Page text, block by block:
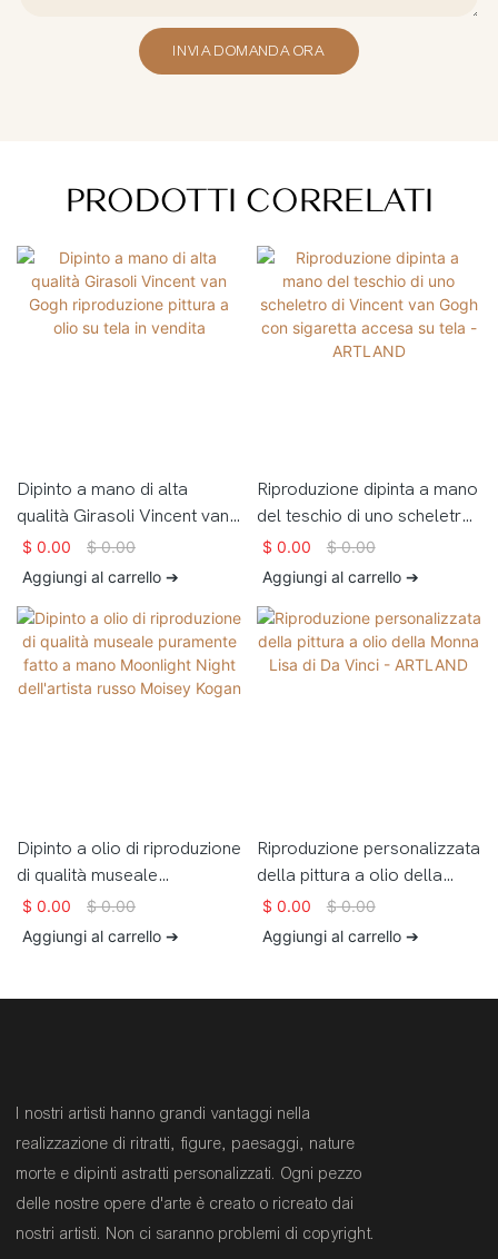
INVIA DOMANDA ORA
PRODOTTI CORRELATI
Dipinto a mano di alta
qualità Girasoli Vincent van
Gogh riproduzione pittura a
olio su tela in vendita
$ 0.00 $0.00
Aggiungi al carrello ➔
Riproduzione dipinta a mano
del teschio di uno scheletro
di Vincent van Gogh con
sigaretta accesa su tela -
$ 0.00 $0.00
Aggiungi al carrello ➔
Dipinto a olio di riproduzione
di qualità museale
puramente fatto a mano
Moonlight Night dell'artista
$ 0.00 $0.00
Aggiungi al carrello ➔
Riproduzione personalizzata
della pittura a olio della
Monna Lisa di Da Vinci -
ARTLAND
$ 0.00 $0.00
Aggiungi al carrello ➔
I nostri artisti hanno grandi vantaggi nella
realizzazione di ritratti, figure, paesaggi, nature
morte e dipinti astratti personalizzati. Ogni pezzo
delle nostre opere d'arte è creato o ricreato dai
nostri artisti. Non ci saranno problemi di copyright.